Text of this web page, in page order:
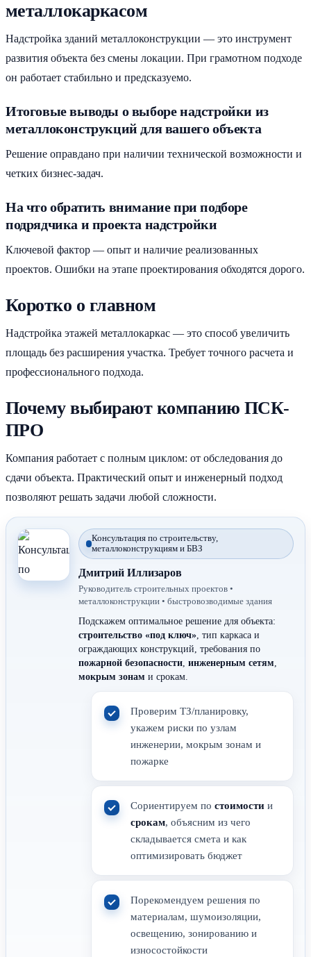
металлокаркасом
Надстройка зданий металлоконструкции — это инструмент
развития объекта без смены локации. При грамотном подходе
он работает стабильно и предсказуемо.
Итоговые выводы о выборе надстройки из
металлоконструкций для вашего объекта
Решение оправдано при наличии технической возможности и
четких бизнес-задач.
На что обратить внимание при подборе
подрядчика и проекта надстройки
Ключевой фактор — опыт и наличие реализованных
проектов. Ошибки на этапе проектирования обходятся дорого.
Коротко о главном
Надстройка этажей металлокаркас — это способ увеличить
площадь без расширения участка. Требует точного расчета и
профессионального подхода.
Почему выбирают компанию ПСК-
ПРО
Компания работает с полным циклом: от обследования до
сдачи объекта. Практический опыт и инженерный подход
позволяют решать задачи любой сложности.
Консультация по строительству,
металлоконструкциям и БВЗ
Дмитрий Иллизаров
Руководитель строительных проектов •
металлоконструкции • быстровозводимые здания
Подскажем оптимальное решение для объекта:
строительство «под ключ», тип каркаса и
ограждающих конструкций, требования по
пожарной безопасности, инженерным сетям,
мокрым зонам и срокам.
Проверим ТЗ/планировку,
укажем риски по узлам
инженерии, мокрым зонам и
пожарке
Сориентируем по стоимости и
срокам, объясним из чего
складывается смета и как
оптимизировать бюджет
Порекомендуем решения по
материалам, шумоизоляции,
освещению, зонированию и
износостойкости